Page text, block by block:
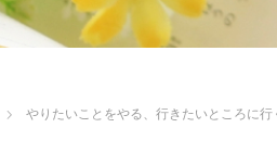
やりたいことをやる、行きたいところに行